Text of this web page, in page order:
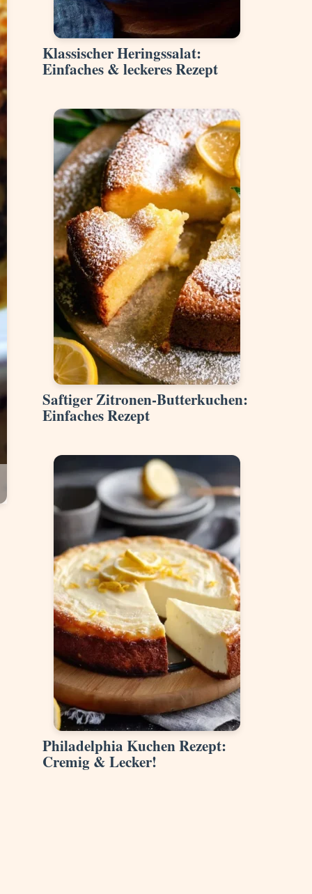
Klassischer Heringssalat:
Einfaches & leckeres Rezept
Saftiger Zitronen-Butterkuchen:
Einfaches Rezept
Philadelphia Kuchen Rezept:
Cremig & Lecker!